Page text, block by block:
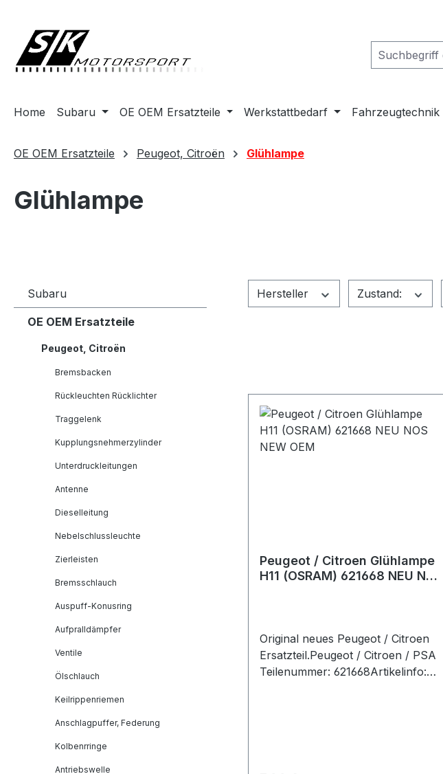
Home Subaru OE OEM Ersatzteile Werkstattbedarf Fahrzeugtechnik
OE OEM Ersatzteile Peugeot, Citroën Glühlampe
Glühlampe
Subaru
OE OEM Ersatzteile
Peugeot, Citroën
Bremsbacken
Rückleuchten Rücklichter
Traggelenk
Kupplungsnehmerzylinder
Unterdruckleitungen
Antenne
Dieselleitung
Nebelschlussleuchte
Zierleisten
Bremsschlauch
Auspuff-Konusring
Aufpralldämpfer
Ventile
Ölschlauch
Keilrippenriemen
Anschlagpuffer, Federung
Kolbenrringe
Antriebswelle
Hersteller Zustand:
Peugeot / Citroen Glühlampe
H11 (OSRAM) 621668 NEU NOS
Original neues Peugeot / Citroen
Ersatzteil.Peugeot / Citroen / PSA
Teilenummer: 621668Artikelinfo: